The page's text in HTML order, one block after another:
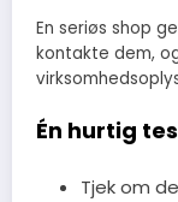
En seriøs shop
kontakte dem,
Én hurtig
Tjek om